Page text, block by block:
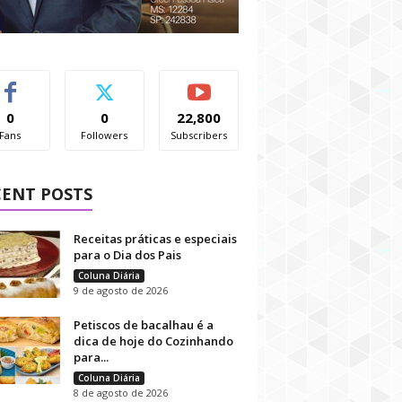
0
Fans
0
Followers
22,800
Subscribers
POSTS
Receitas práticas e especiais
para o Dia dos Pais
Coluna Diária
9 de agosto de 2026
Petiscos de bacalhau é a
dica de hoje do Cozinhando
para...
Coluna Diária
8 de agosto de 2026